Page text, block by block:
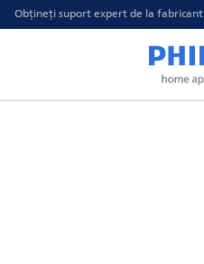
Obțineți suport expert de la fabricant